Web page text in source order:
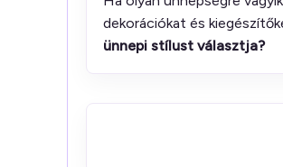
dekorációkat és
ünnepi stílust választja?